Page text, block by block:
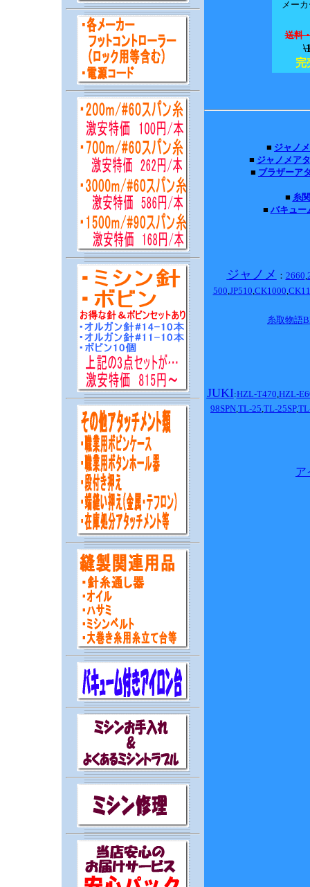
メー
送料
完
■ ジャノメ
■ ジャノメア
■ ブラザーア
■ 糸
■ バキュー
ジャノメ ： 2660
500 JP510 CK1000
糸取物語
JUKI:HZL-T470 HZL-
98SPN TL-25 TL-25SP,
ア